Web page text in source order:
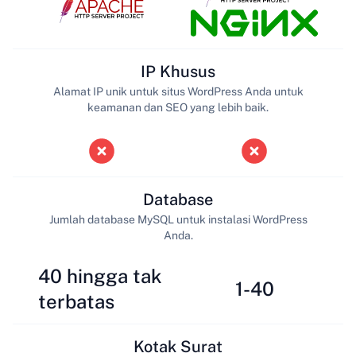
IP Khusus
Alamat IP unik untuk situs WordPress Anda untuk
keamanan dan SEO yang lebih baik.
40 hingga tak
terbatas
Database
Jumlah database MySQL untuk instalasi WordPress
Anda.
1-40
Kotak Surat